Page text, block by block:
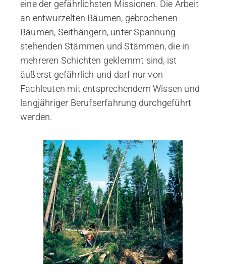
eine der gefährlichsten Missionen. Die Arbeit
an entwurzelten Bäumen, gebrochenen
Bäumen, Seithängern, unter Spannung
stehenden Stämmen und Stämmen, die in
mehreren Schichten geklemmt sind, ist
äußerst gefährlich und darf nur von
Fachleuten mit entsprechendem Wissen und
langjähriger Berufserfahrung durchgeführt
werden.